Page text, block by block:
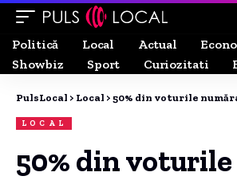
Politică
Local Actual
Showbiz
Sport Curiozitati
PulsLocal > Local > 50% din voturile numărate din țară: Ciolacu și
LOCAL
50% din voturile